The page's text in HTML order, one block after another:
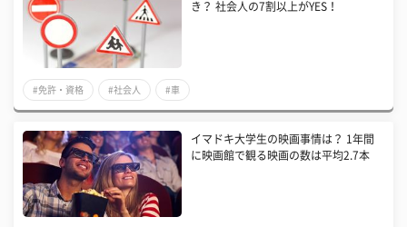
き？ 社会人の7割以上がYES！
#免許・資格 #社会人 #車
イマドキ大学生の映画事情は？ 1年間
に映画館で観る映画の数は平均2.7本